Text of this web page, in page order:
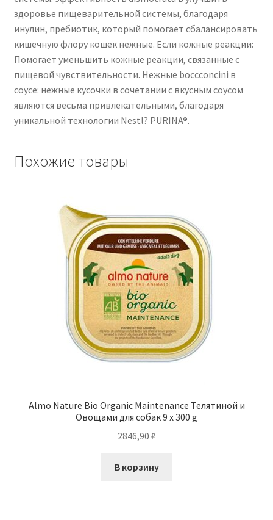
здоровье пищеварительной системы, благодаря
инулин, пребиотик, который помогает сбалансировать
кишечную флору кошек нежные. Если кожные реакции:
Помогает уменьшить кожные реакции, связанные с
пищевой чувствительности. Нежные boccconcini в
соусе: нежные кусочки в сочетании с вкусным соусом
являются весьма привлекательными, благодаря
уникальной технологии Nestl? PURINA®.
Похожие товары
Almo Nature Bio Organic Maintenance Телятиной и
Овощами для собак 9 x 300 g
2846,90 ₽
В корзину